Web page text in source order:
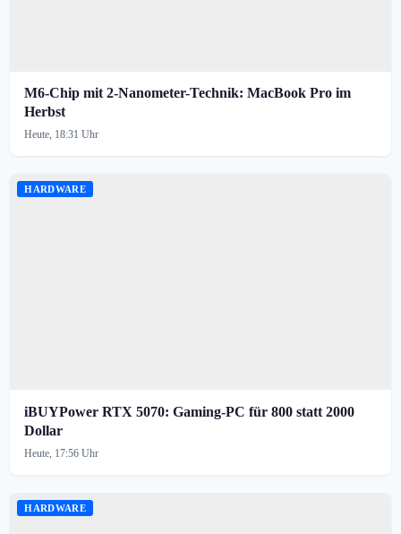
M6-Chip mit 2-Nanometer-Technik: MacBook Pro im
Herbst
Heute, 18:31 Uhr
HARDWARE
iBUYPower RTX 5070: Gaming-PC für 800 statt 2000
Dollar
Heute, 17:56 Uhr
HARDWARE